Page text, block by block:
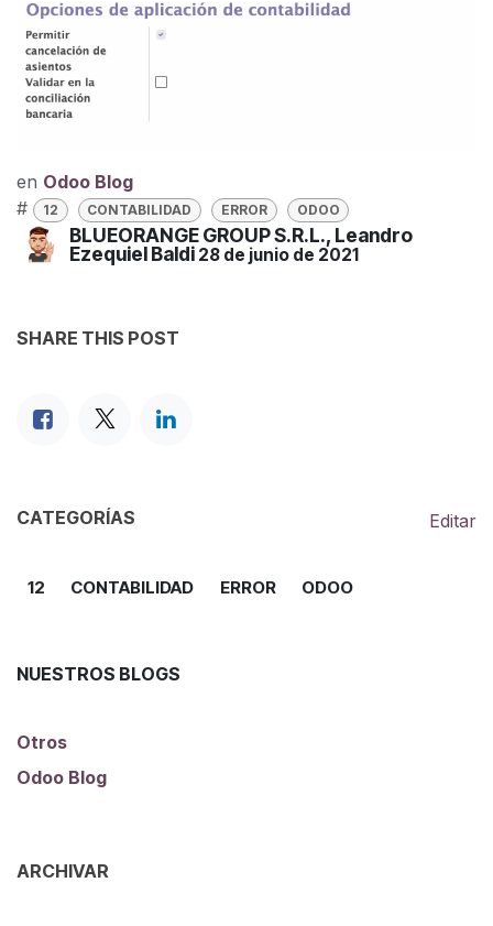
en Odoo Blog
#
12 CONTABILIDAD ERROR ODOO
BLUEORANGE GROUP S.R.L., Leandro
Ezequiel Baldi 28 de junio de 2021
SHARE THIS POST
CATEGORÍAS Editar
12 CONTABILIDAD ERROR ODOO
NUESTROS BLOGS
Otros
Odoo Blog
ARCHIVAR